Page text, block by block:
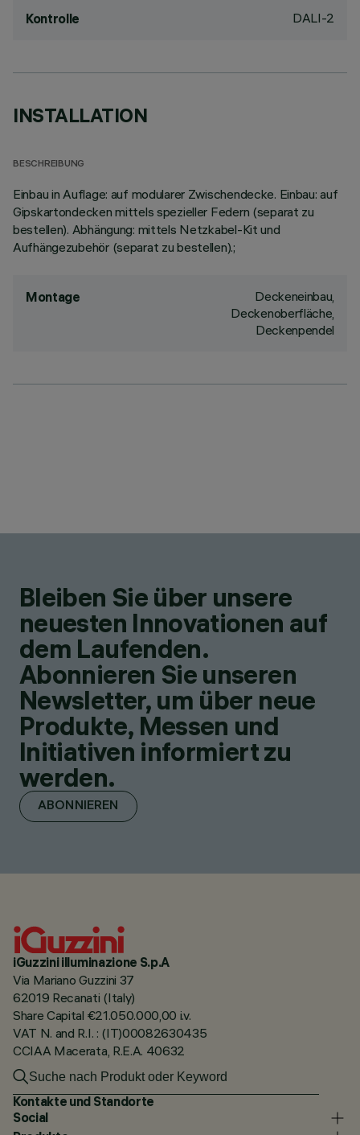
Kontrolle DALI-2
INSTALLATION
BESCHREIBUNG
Einbau in Auflage: auf modularer Zwischendecke. Einbau: auf
Gipskartondecken mittels spezieller Federn (separat zu
bestellen). Abhängung: mittels Netzkabel-Kit und
Aufhängezubehör (separat zu bestellen).;
Montage
Deckeneinbau,
Deckenoberfläche,
Deckenpendel
Bleiben Sie über unsere
neuesten Innovationen auf
dem Laufenden.
Abonnieren Sie unseren
Newsletter, um über neue
Produkte, Messen und
Initiativen informiert zu
werden.
ABONNIEREN
iGuzzini illuminazione S.p.A
Via Mariano Guzzini 37
62019 Recanati (Italy)
Share Capital €21.050.000,00 i.v.
VAT N. and R.I. : (IT)00082630435
CCIAA Macerata, R.E.A. 40632
Kontakte und Standorte
Social